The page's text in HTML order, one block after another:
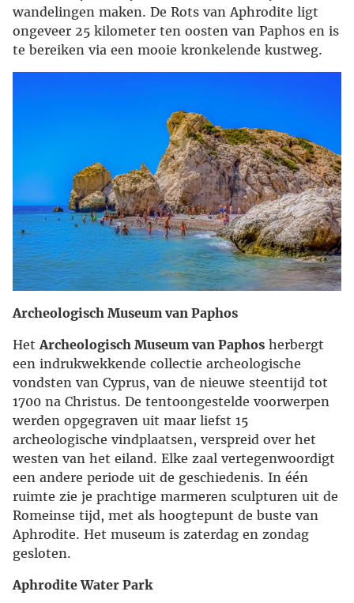
wandelingen maken. De Rots van Aphrodite ligt
ongeveer 25 kilometer ten oosten van Paphos en is
te bereiken via een mooie kronkelende kustweg.
Archeologisch Museum van Paphos
HetArcheologisch Museum van Paphos herbergt
een indrukwekkende collectie archeologische
vondsten van Cyprus, van de nieuwe steentijd tot
1700 na Christus. De tentoongestelde voorwerpen
werden opgegraven uit maar liefst 15
archeologische vindplaatsen, verspreid over het
westen van het eiland. Elke zaal vertegenwoordigt
een andere periode uit de geschiedenis. In één
ruimte zie je prachtige marmeren sculpturen uit de
Romeinse tijd, met als hoogtepunt de buste van
Aphrodite. Het museum is zaterdag en zondag
gesloten.
Aphrodite Water Park